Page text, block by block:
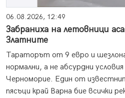
06.08.2026, 12:49
Забраниха на летовници
Златните
Тараторът от 9 евро и
нормални, а не абсурдни
Черноморие. Един от
пясъци край Варна бие всички